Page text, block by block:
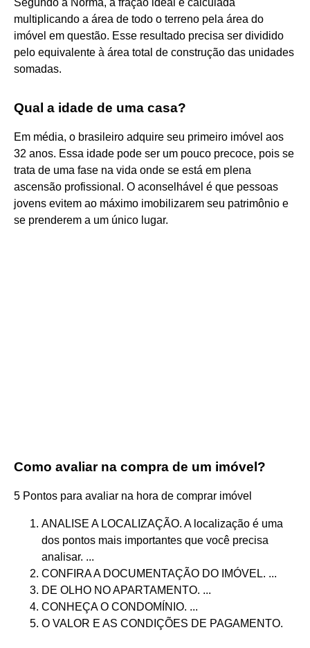
multiplicando a área de todo o terreno pela área do
imóvel em questão. Esse resultado precisa ser dividido
pelo equivalente à área total de construção das unidades
somadas.
Qual a idade de uma casa?
Em média, o brasileiro adquire seu primeiro imóvel aos
32 anos. Essa idade pode ser um pouco precoce, pois se
trata de uma fase na vida onde se está em plena
ascensão profissional. O aconselhável é que pessoas
jovens evitem ao máximo imobilizarem seu patrimônio e
se prenderem a um único lugar.
Como avaliar na compra de um imóvel?
5 Pontos para avaliar na hora de comprar imóvel
ANALISE A LOCALIZAÇÃO. A localização é uma
dos pontos mais importantes que você precisa
analisar. ...
CONFIRA A DOCUMENTAÇÃO DO IMÓVEL. ...
DE OLHO NO APARTAMENTO. ...
CONHEÇA O CONDOMÍNIO. ...
O VALOR E AS CONDIÇÕES DE PAGAMENTO.